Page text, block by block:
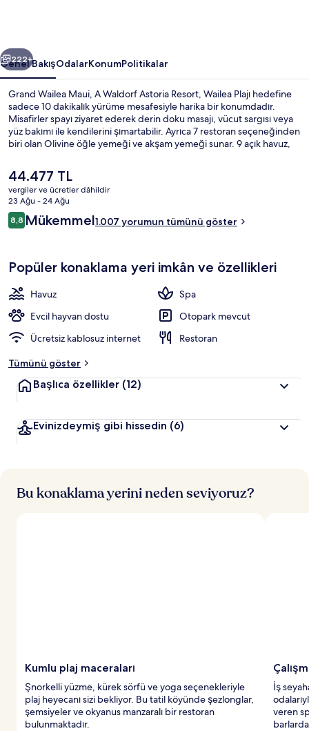
fotoğraf
galerisi
Sonraki
222+
Genel BakışOdalarKonumPolitikalar
Grand Wailea Maui, A Waldorf Astoria Resort, Wailea Plajı hedefine
sadece 10 dakikalık yürüme mesafesiyle harika bir konumdadır.
Misafirler spayı ziyaret ederek derin doku masajı, vücut sargısı veya
yüz bakımı ile kendilerini şımartabilir. Ayrıca 7 restoran seçeneğinden
biri olan Olivine öğle yemeği ve akşam yemeği sunar. 9 açık havuz,
dâhilindeki diğer öne çıkan özellikler arasındadır. Havuz ve yardıma
hazır personel misafirlerden tam not alıyor.
Şu
anki
fiyat
44.477 TL
44.477 TL
vergiler ve ücretler dâhildir
23 Ağu - 24 Ağu
Yorumlar
8,88,8/10
Mükemmel1.007 yorumun tümünü göster
Popüler konaklama yeri imkân ve özellikleri
Havuz
Spa
Evcil hayvan dostu
Otopark mevcut
Ücretsiz kablosuz internet
Restoran
Tümünü göster
Başlıca özellikler (12)
Evinizdeymiş gibi hissedin (6)
Bu konaklama yerini neden seviyoruz?
Kumlu plaj maceraları
Şnorkelli yüzme, kürek sörfü ve yoga seçenekleriyle
plaj heyecanı sizi bekliyor. Bu tatil köyünde şezlonglar,
şemsiyeler ve okyanus manzaralı bir restoran
bulunmaktadır.
İş
veren